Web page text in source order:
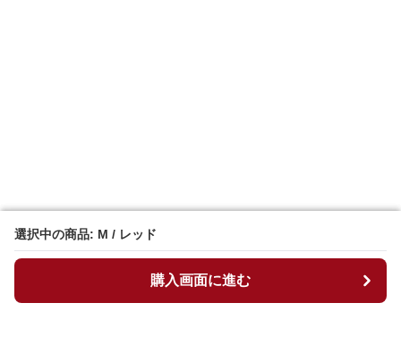
選択中の商品: M / レッド
購入画面に進む
選択中の商品: M / レッド
購入画面に進む